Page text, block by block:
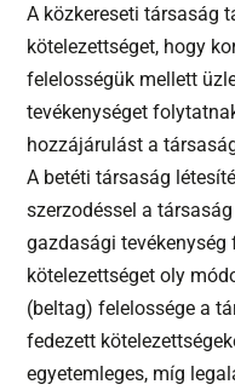
A közkereseti társaság
kötelezettséget, hogy
felelosségük mellett
tevékenységet
hozzájárulást a
A betéti társaság
szerzodéssel a
gazdasági
kötelezettséget oly
(beltag) felelossége a
fedezett
egyetemleges, míg